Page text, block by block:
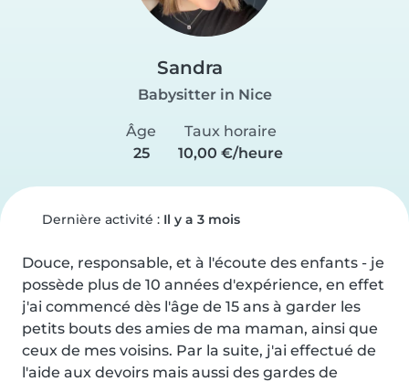
Sandra
Babysitter in Nice
Âge
25
Taux horaire
10,00 €/heure
Dernière activité : Il y a 3 mois
Douce, responsable, et à l'écoute des enfants - je
possède plus de 10 années d'expérience, en effet
j'ai commencé dès l'âge de 15 ans à garder les
petits bouts des amies de ma maman, ainsi que
ceux de mes voisins. Par la suite, j'ai effectué de
l'aide aux devoirs mais aussi des gardes de